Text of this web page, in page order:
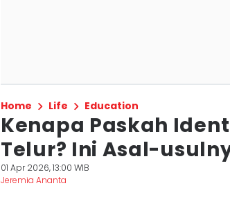
Home Life Education
Kenapa Paskah
Telur? Ini Asal-
01 Apr 2026, 13:00 WIB
Jeremia Ananta